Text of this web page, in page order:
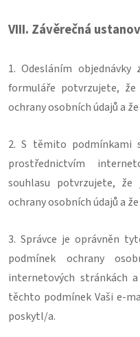
VIII. Závěrečná
1. Odesláním objednávky
formuláře potvrzujete,
ochrany osobních údajů a
2. S těmito podmínkami
prostřednictvím
souhlasu potvrzujete,
ochrany osobních údajů a
3. Správce je oprávněn
podmínek ochrany
internetových stránkách
těchto podmínek Vaši e-
poskytl/a.